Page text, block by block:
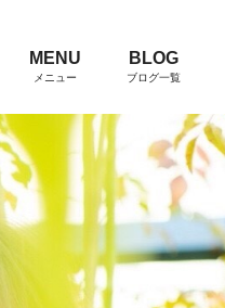
MENU
メニュー
BLOG
ブログ一覧